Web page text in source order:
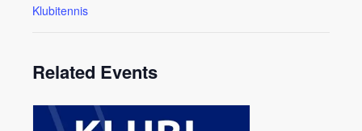
Klubitennis
Related Events